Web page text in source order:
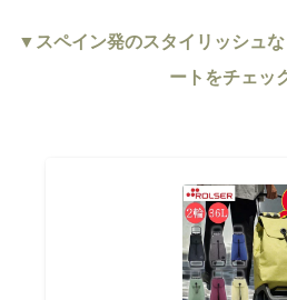
▼スペイン発のスタイリッシュ
ートをチェッ